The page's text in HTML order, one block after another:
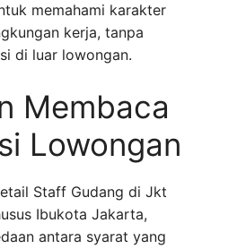
memahami karakter
kerja, tanpa
di luar lowongan.
Membaca
Lowongan
Staff Gudang di Jkt
Ibukota Jakarta,
antara syarat yang